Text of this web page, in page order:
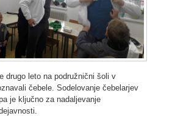
drugo leto na podružnični šoli v
čebele. Sodelovanje čebelarjev
je ključno za nadaljevanje